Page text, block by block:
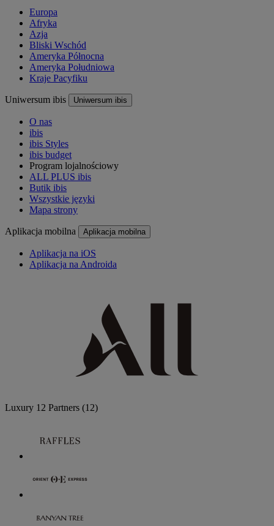
Europa
Afryka
Azja
Bliski Wschód
Ameryka Północna
Ameryka Południowa
Kraje Pacyfiku
Uniwersum ibis Uniwersum ibis
O nas
ibis
ibis Styles
ibis budget
Program lojalnościowy
ALL PLUS ibis
Butik ibis
Wszystkie języki
Mapa strony
Aplikacja mobilna Aplikacja mobilna
Aplikacja na iOS
Aplikacja na Androida
Luxury 12 Partners (12)